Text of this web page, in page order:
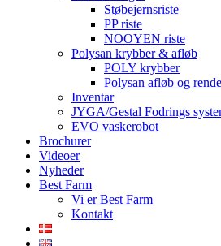
Støbejernsriste
PP riste
NOOYEN riste
Polysan krybber & afløb
POLY krybber
Polysan afløb og
Inventar
JYGA/Gestal Fodrings
EVO vaskerobot
Brochurer
Videoer
Nyheder
Best Farm
Vi er Best Farm
Kontakt